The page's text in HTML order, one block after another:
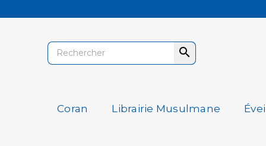

Coran Librairie Musulmane